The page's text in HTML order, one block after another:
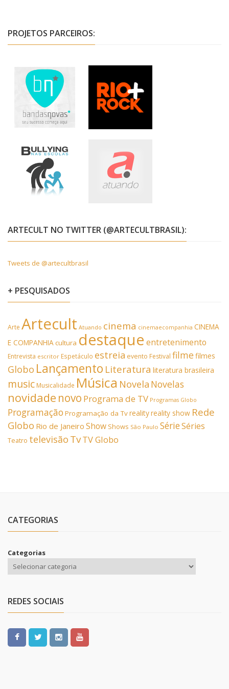
PROJETOS PARCEIROS:
ARTECULT NO TWITTER (@ARTECULTBRASIL):
Tweets de @artecultbrasil
+ PESQUISADOS
Arte Artecult Atuando cinema cinemaecompanhia CINEMA
E COMPANHIA cultura destaque entretenimento
Entrevista escritor Espetáculo estreia evento Festival filmefilmes
Globo Lançamento Literatura literatura brasileira
music Musicalidade Música Novela Novelas
novidade novo Programa de TV Programas Globo
Programação Programação da Tvrealityreality show Rede
Globo Rio de Janeiro Show Shows São Paulo SérieSéries
Teatro televisão TvTV Globo
CATEGORIAS
Categorias
REDES SOCIAIS